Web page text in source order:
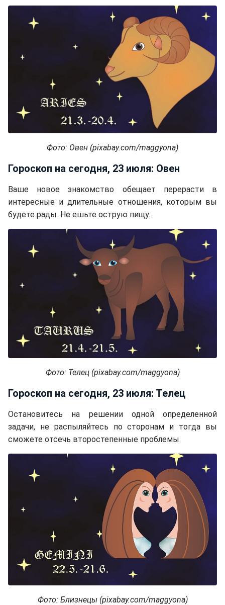
Фото: Овен (pixabay.com/maggyona)
Гороскоп на сегодня, 23 июля: Овен
Ваше новое знакомство обещает перерасти в
интересные и длительные отношения, которым вы
будете рады. Не ешьте острую пищу.
Фото: Телец (pixabay.com/maggyona)
Гороскоп на сегодня, 23 июля: Телец
Остановитесь на решении одной определенной
задачи, не распыляйтесь по сторонам и тогда вы
сможете отсечь второстепенные проблемы.
Фото: Близнецы (pixabay.com/maggyona)